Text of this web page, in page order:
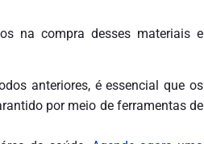
na compra desses materiais e
anteriores, é essencial que os
por meio de ferramentas de